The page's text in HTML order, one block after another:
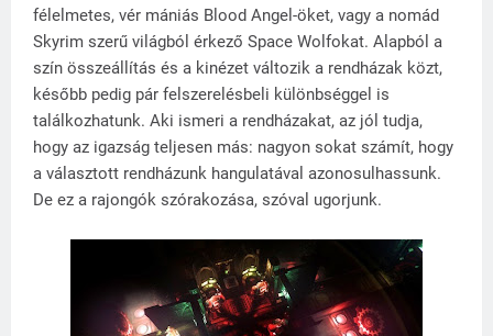
félelmetes, vér mániás Blood Angel-öket, vagy a nomád
Skyrim szerű világból érkező Space Wolfokat. Alapból a
szín összeállítás és a kinézet változik a rendházak közt,
később pedig pár felszerelésbeli különbséggel is
találkozhatunk. Aki ismeri a rendházakat, az jól tudja,
hogy az igazság teljesen más: nagyon sokat számít, hogy
a választott rendházunk hangulatával azonosulhassunk.
De ez a rajongók szórakozása, szóval ugorjunk.